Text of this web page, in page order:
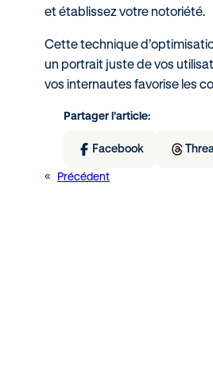
et établissez votre notoriété.
Cette technique
un portrait juste de vos
vos internautes favorise les
Partager l’article:
Facebook
« Précédent